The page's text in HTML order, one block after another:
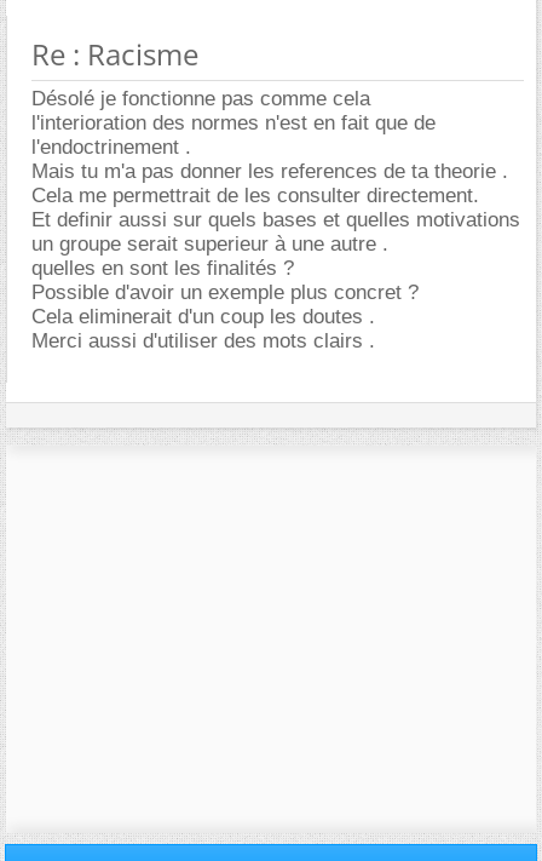
Re : Racisme
Désolé je fonctionne pas comme cela
l'interioration des normes n'est en fait que de
l'endoctrinement .
Mais tu m'a pas donner les references de ta theorie .
Cela me permettrait de les consulter directement.
Et definir aussi sur quels bases et quelles motivations
un groupe serait superieur à une autre .
quelles en sont les finalités ?
Possible d'avoir un exemple plus concret ?
Cela eliminerait d'un coup les doutes .
Merci aussi d'utiliser des mots clairs .